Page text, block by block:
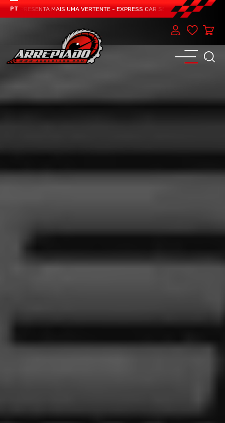
PT
APRESENTA MAIS UMA VERTENTE - EXPRESS CAR SERVICE, MANUTENÇÃO